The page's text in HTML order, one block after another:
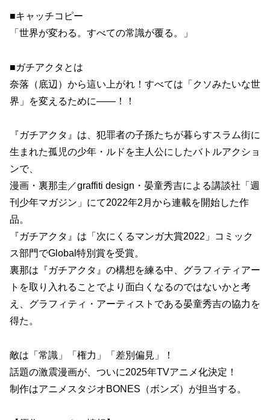
■キャッチコピー
「世界が変わる。すべての常識が覆る。」
■ガチアクタとは
奈落（底辺）から這い上がれ！すべては「クソみたいな世
界」を変えるために――！！
『ガチアクタ』は、犯罪者の子孫たちが暮らすスラム街に
生まれた孤児の少年・ルドを主人公にしたバトルアクショ
ンで、
漫画・裏那圭／graffiti design・晏童秀吉による講談社「週
刊少年マガジン」にて2022年2月から連載を開始した作
品。
『ガチアクタ』は「次にくるマンガ大賞2022」コミック
ス部門でGlobal特別賞を受賞。
裏那は『ガチアクタ』の構想を練る中、グラフィティアー
トを取り入れることでより面白くなるのではないかと考
え、グラフィティ・アーティストである晏童秀吉の協力を
得た。
敵は「常識」「権力」「差別偏見」！
話題の激震漫画が、ついに2025年TVアニメ化決定！
制作はアニメスタジオBONES（ボンズ）が担当する。